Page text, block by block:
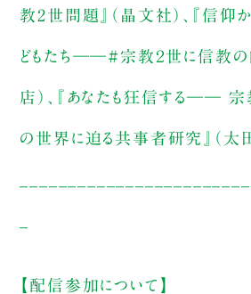
教2世問題』（晶文社）、『信仰
どもたち――#宗教２世に信教の
店）、『あなたも狂信する―― 宗
の世界に迫る共事者研究』（太
【配信参加について】